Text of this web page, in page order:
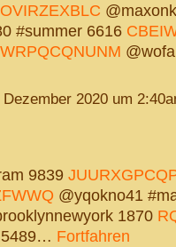
OVIRZEXBLC
#summer 6616
WRPQCQNUNM
2020 um
9839
@yqokno41
1870
5489… Fortfahren